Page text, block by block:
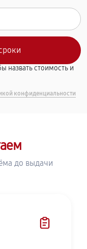
назвать стоимость и
конфиденциальности
до выдачи